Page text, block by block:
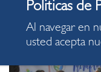
Al navegar en
usted acepta